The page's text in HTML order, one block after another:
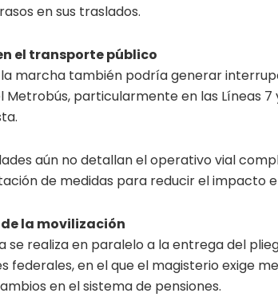
en sus traslados.
el transporte público
la marcha también podría generar
Metrobús, particularmente en las Líneas 7
aún no detallan el operativo vial
de medidas para reducir el impacto
la movilización
se realiza en paralelo a la entrega del
federales, en el que el magisterio exige
en el sistema de pensiones.